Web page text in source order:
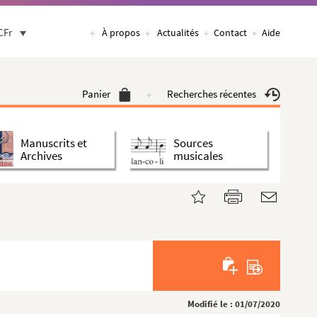
À propos Actualités Contact Aide
Panier Recherches récentes
Manuscrits et
Archives
Sources
musicales
Modifié le : 01/07/2020